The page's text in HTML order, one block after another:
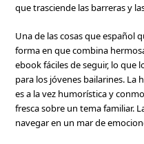
que trasciende las barreras y
Una de las cosas que español
forma en que combina
ebook fáciles de seguir, lo que
para los jóvenes bailarines. La
es a la vez humorística y
fresca sobre un tema familiar.
navegar en un mar de